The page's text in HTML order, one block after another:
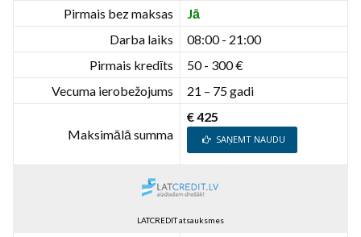
Pirmais bez maksas
Jā
Darba laiks
08:00 - 21:00
Pirmais kredīts
50 - 300 €
Vecuma ierobežojums
21 – 75 gadi
Maksimālā summa
€ 425
SAŅEMT NAUDU
LATCREDIT atsauksmes